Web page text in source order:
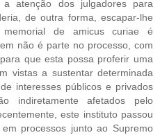
atenção dos julgadores para
de outra forma, escapar-lhe
memorial de amicus curiae é
não é parte no processo, com
que esta possa proferir uma
vistas a sustentar determinada
interesses públicos e privados
indiretamente afetados pelo
este instituto passou
processos junto ao Supremo